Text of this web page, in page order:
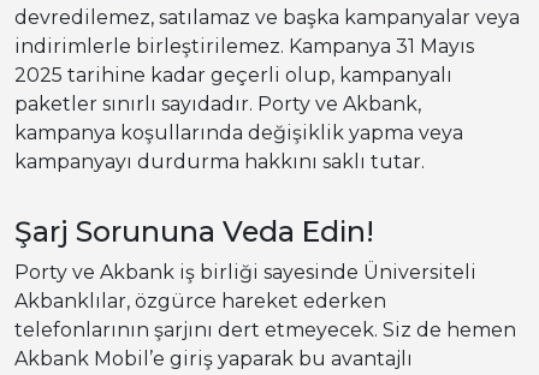
devredilemez, satılamaz ve başka kampanyalar veya
indirimlerle birleştirilemez. Kampanya 31 Mayıs
2025 tarihine kadar geçerli olup, kampanyalı
paketler sınırlı sayıdadır. Porty ve Akbank,
kampanya koşullarında değişiklik yapma veya
kampanyayı durdurma hakkını saklı tutar.
Şarj Sorununa Veda Edin!
Porty ve Akbank iş birliği sayesinde Üniversiteli
Akbanklılar, özgürce hareket ederken
telefonlarının şarjını dert etmeyecek. Siz de hemen
Akbank Mobil’e giriş yaparak bu avantajlı